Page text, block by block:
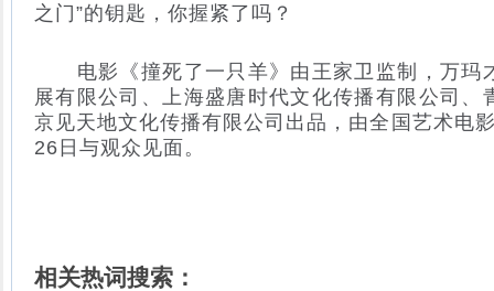
之门”的钥匙，你握紧了吗？
电影《撞死了一只羊》由王家卫监制，万玛
展有限公司、上海盛唐时代文化传播有限公司、
京见天地文化传播有限公司出品，由全国艺术电
26日与观众见面。
相关热词搜索：